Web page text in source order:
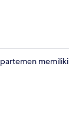
memiliki